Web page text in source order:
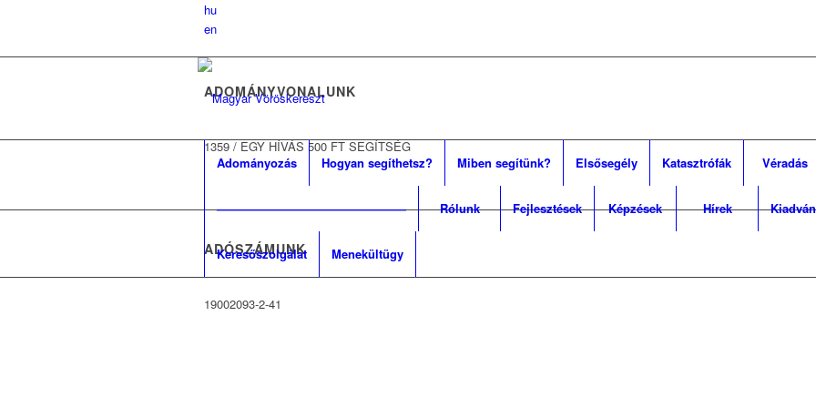
hu
en
ADOMÁNYVONALUNK
1359/ EGY HÍVÁS 500 FT SEGÍTSÉG
ADÓSZÁMUNK
19002093-2-41
Adományozás Hogyan segíthetsz? Miben segítünk? Elsősegély Katasztrófák Véradás
———————————————— Rólunk Fejlesztések Képzések Hírek
Keresőszolgálat Menekültügy
ADOMÁNYOZÁS /
Átláthatóság